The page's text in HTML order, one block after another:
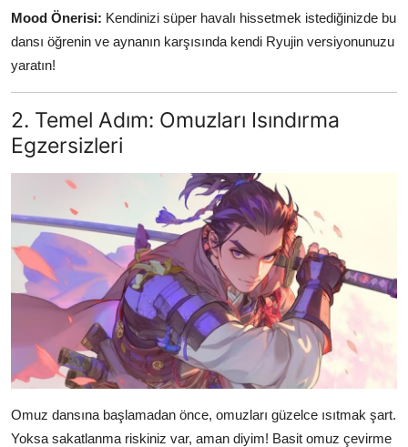
Mood Önerisi: Kendinizi süper havalı hissetmek istediğinizde bu
dansı öğrenin ve aynanın karşısında kendi Ryujin versiyonunuzu
yaratın!
2. Temel Adım: Omuzları Isındırma
Egzersizleri
Omuz dansına başlamadan önce, omuzları güzelce ısıtmak şart.
Yoksa sakatlanma riskiniz var, aman diyim! Basit omuz çevirme